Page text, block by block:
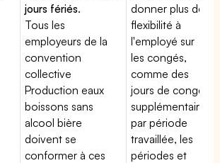
jours fériés.
Tous les
employeurs de la
convention
collective
Production eaux
boissons sans
alcool bière
doivent se
conformer à ces
donner plus de
flexibilité à
l'employé sur
les congés,
comme des
jours de congé
supplémentaires
par période
travaillée, les
périodes et